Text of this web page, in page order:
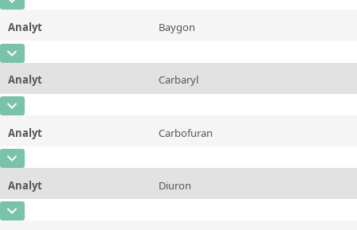
Zusätzliche Informationen
Methode
CAS-Nummer
Konzentration 5 - 200
Einheit µg/L
Zusätzliche Informationen
Analyt Baygon
CAS-Nummer
Konzentration 5 - 200
Einheit
Analyt Carbaryl
CAS-Nummer
Konzentration 5 - 200
Einheit µg/L
Zusätzliche Informationen
Analyt Carbofuran
CAS-Nummer
Konzentration 5 - 200
Einheit
Analyt Diuron
CAS-Nummer